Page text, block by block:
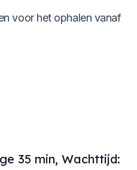
voor het ophalen vanaf
35 min, Wachttijd: